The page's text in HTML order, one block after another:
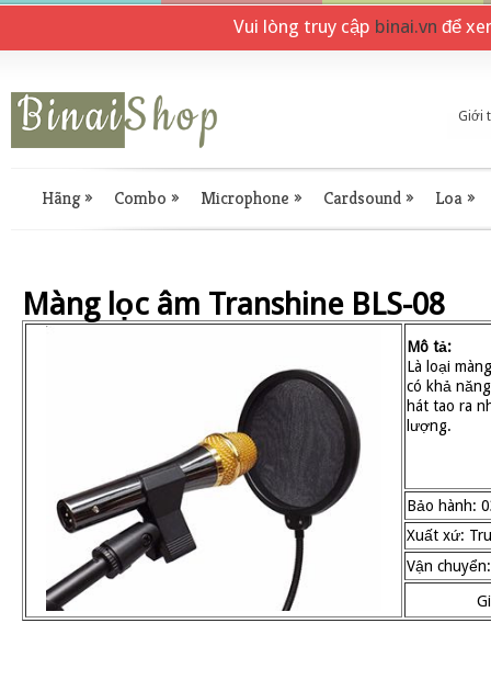
Vui lòng truy cập binai.vn để
Giới
Hãng» Combo » Microphone » Cardsound» Loa»
Màng lọc âm Transhine BLS-08
Mô tả:
Là loại
có khả
hát tao ra
lượng.
Bảo hành:
Xuất xứ:
Vận